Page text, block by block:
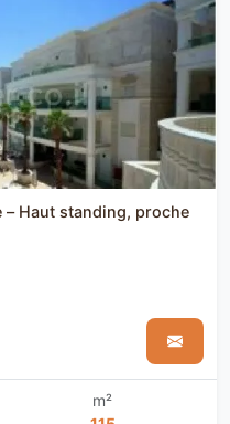
– Haut standing, proche
m²